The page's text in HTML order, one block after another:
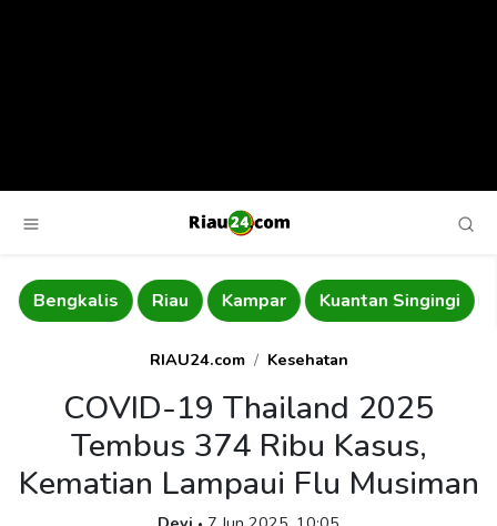
Bengkalis Riau Kampar Kuantan Singingi
RIAU24.com Kesehatan
COVID-19 Thailand 2025
Tembus 374 Ribu Kasus,
Kematian Lampaui Flu Musiman